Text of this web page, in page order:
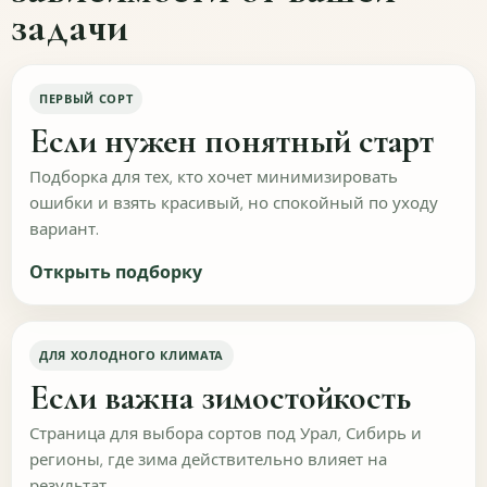
задачи
ПЕРВЫЙ СОРТ
Если нужен понятный старт
Подборка для тех, кто хочет минимизировать
ошибки и взять красивый, но спокойный по уходу
вариант.
Открыть подборку
ДЛЯ ХОЛОДНОГО КЛИМАТА
Если важна зимостойкость
Страница для выбора сортов под Урал, Сибирь и
регионы, где зима действительно влияет на
Было ли понятно, что делать с растением после
Да, всё понятно
Не хватило информации
Что улучшить в теме качества саженцев?
ОТПРАВИТЬ Пропустить